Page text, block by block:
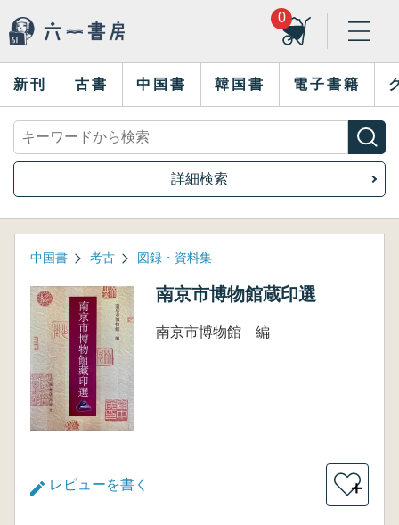
0
新刊 古書 中国書 韓国書 電子書籍
詳細検索
中国書 考古 図録・資料集
南京市博物館蔵印選
南京市博物館 編
レビューを書く ＋